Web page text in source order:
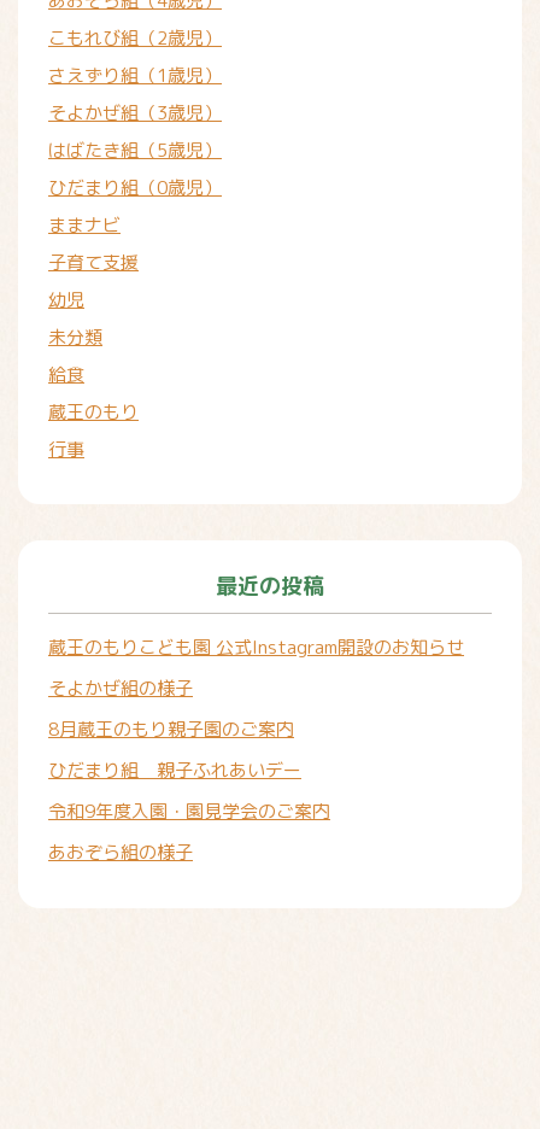
こもれび組（2歳児）
さえずり組（1歳児）
そよかぜ組（3歳児）
はばたき組（5歳児）
ひだまり組（0歳児）
ままナビ
子育て支援
幼児
未分類
給食
蔵王のもり
行事
最近の投稿
蔵王のもりこども園 公式Instagram開設のお知らせ
そよかぜ組の様子
8月蔵王のもり親子園のご案内
ひだまり組 親子ふれあいデー
令和9年度入園・園見学会のご案内
あおぞら組の様子